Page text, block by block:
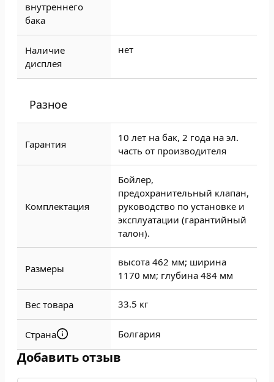
внутреннего
бака
Наличие
дисплея
нет
Разное
Гарантия
10 лет на бак, 2 года на эл.
часть от производителя
Комплектация
Бойлер,
предохранительный клапан,
руководство по установке и
эксплуатации (гарантийный
талон).
Размеры
высота 462 мм; ширина
1170 мм; глубина 484 мм
Вес товара 33.5 кг
Страна Болгария
Добавить отзыв